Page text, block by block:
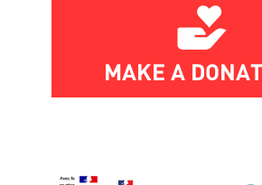
MAKE A